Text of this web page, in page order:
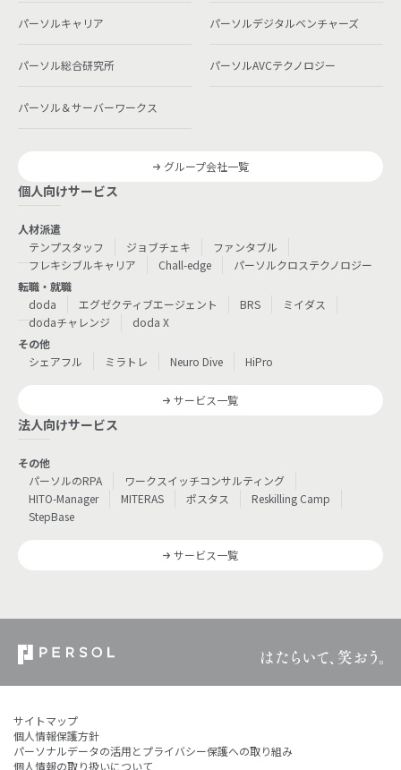
パーソルキャリア パーソルデジタルベンチャーズ
パーソル総合研究所 パーソルAVCテクノロジー
パーソル＆サーバーワークス
グループ会社一覧
個人向けサービス
人材派遣
テンプスタッフ
ジョブチェキ
ファンタブル
フレキシブルキャリア
Chall-edge
パーソルクロステクノロジー
転職・就職
doda
エグゼクティブエージェント BRS
ミイダス
dodaチャレンジ
doda X
その他
シェアフル
ミラトレ Neuro Dive HiPro
サービス一覧
法人向けサービス
その他
パーソルのRPA
ワークスイッチコンサルティング
HITO-Manager
MITERAS ポスタス
Reskilling Camp
StepBase
サービス一覧
サイトマップ
個人情報保護方針
パーソナルデータの活用とプライバシー保護への取り組み
個人情報の取り扱いについて